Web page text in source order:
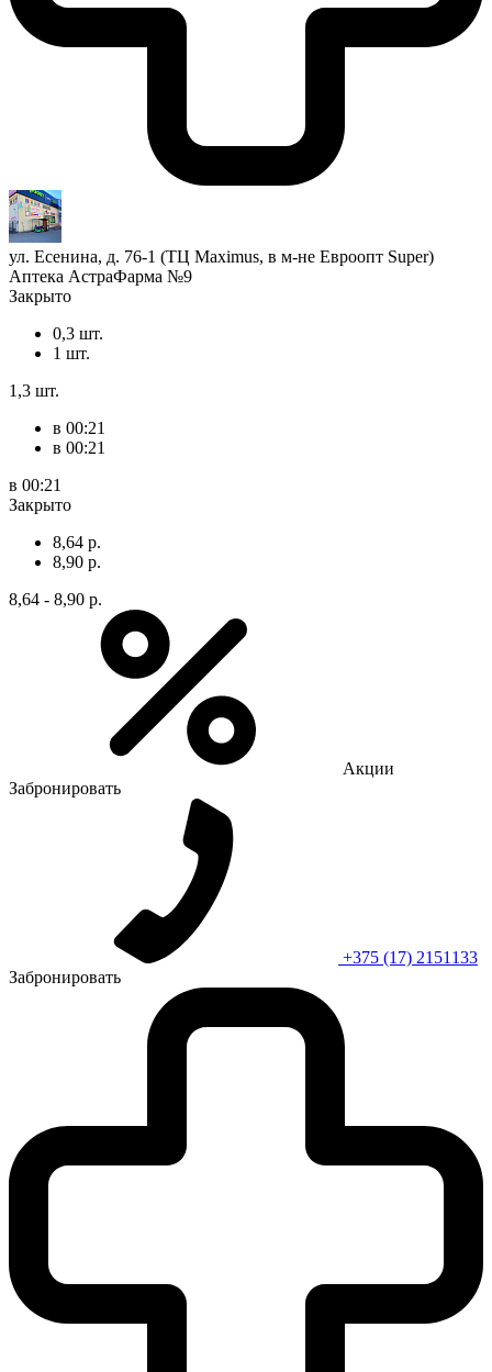
ул. Есенина, д. 76-1 (ТЦ Maximus, в м-не Евроопт Super)
Аптека АстраФарма №9
Закрыто
0,3 шт.
1 шт.
1,3 шт.
в 00:21
в 00:21
в 00:21
Закрыто
8,64 р.
8,90 р.
8,64 - 8,90 р.
Акции
Забронировать
+375 (17) 2151133
Забронировать